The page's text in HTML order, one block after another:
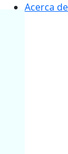
Acerca de